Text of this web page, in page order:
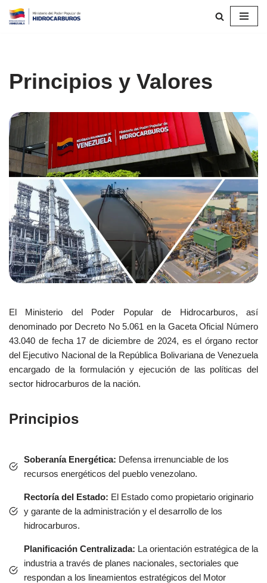
Principios y Valores
El Ministerio del Poder Popular de Hidrocarburos, así
denominado por Decreto No 5.061 en la Gaceta Oficial Número
43.040 de fecha 17 de diciembre de 2024, es el órgano rector
del Ejecutivo Nacional de la República Bolivariana de Venezuela
encargado de la formulación y ejecución de las políticas del
sector hidrocarburos de la nación.
Principios
Soberanía Energética: Defensa irrenunciable de los
recursos energéticos del pueblo venezolano.
Rectoría del Estado: El Estado como propietario originario
y garante de la administración y el desarrollo de los
hidrocarburos.
Planificación Centralizada: La orientación estratégica de la
industria a través de planes nacionales, sectoriales que
respondan a los lineamientos estratégicos del Motor